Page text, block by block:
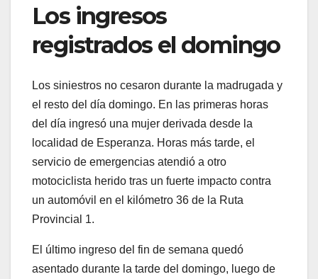
Los ingresos
registrados el domingo
Los siniestros no cesaron durante la madrugada y
el resto del día domingo. En las primeras horas
del día ingresó una mujer derivada desde la
localidad de Esperanza. Horas más tarde, el
servicio de emergencias atendió a otro
motociclista herido tras un fuerte impacto contra
un automóvil en el kilómetro 36 de la Ruta
Provincial 1.
El último ingreso del fin de semana quedó
asentado durante la tarde del domingo, luego de